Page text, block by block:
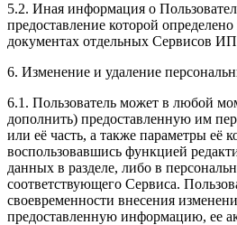
5.2. Иная информация о
предоставление которой
документах отдельных Сервисов
6. Изменение и удаление
6.1. Пользователь может в любой
дополнить) предоставленную им
или её часть, а также параметры её
воспользовавшись функцией
данных в разделе, либо в
соответствующего Сервиса.
своевременности внесения
предоставленную информацию, ее